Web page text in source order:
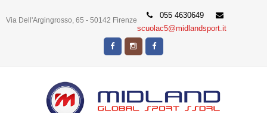
Via Dell'Argingrosso, 65 - 50142 Firenze
055 4630649
scuolac5@midlandsport.it